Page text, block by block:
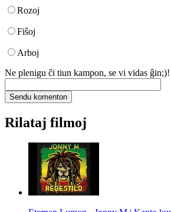
Rozoj
Fiŝoj
Arboj
Ne plenigu ĉi tiun kampon, se vi vidas ĝin;)!
Rilataj filmoj